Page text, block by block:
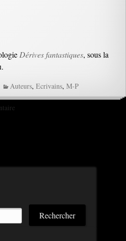
Dérives fantastiques, sous la
Auteurs,Ecrivains,M-P